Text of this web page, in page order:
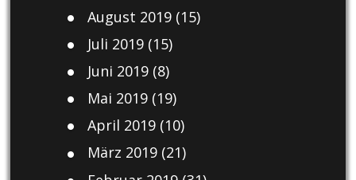
August 2019(15)
Juli 2019(15)
Juni 2019(8)
Mai 2019(19)
April 2019(10)
März 2019(21)